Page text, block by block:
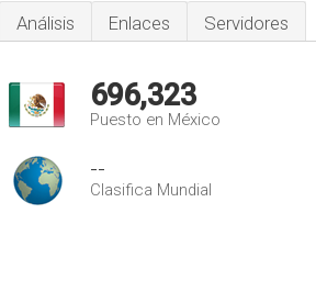
Análisis Enlaces Servidores
696,323
Puesto en México
--
Clasifica Mundial